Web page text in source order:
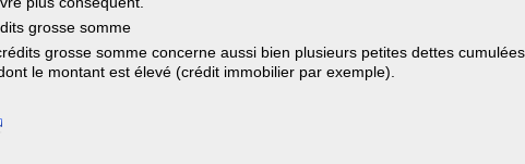
grosse somme
grosse somme concerne aussi bien plusieurs petites dettes cumulées
le montant est élevé (crédit immobilier par exemple).